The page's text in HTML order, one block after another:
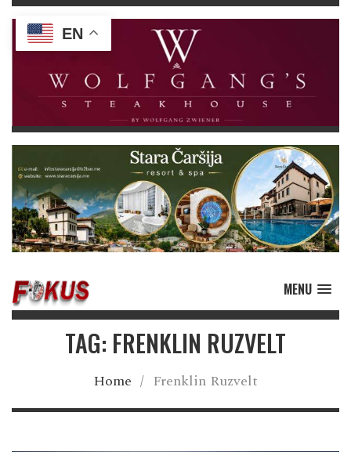
MENU
TAG: FRENKLIN RUZVELT
Home / Frenklin Ruzvelt
EN